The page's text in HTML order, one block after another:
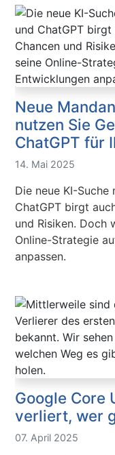
Neue
nutzen Sie
ChatGPT für
14. Mai 2025
Die neue KI-
ChatGPT birgt
und Risiken. Doch
Online-Strategie
anpassen.
Google Core
verliert, wer
07. April 2025